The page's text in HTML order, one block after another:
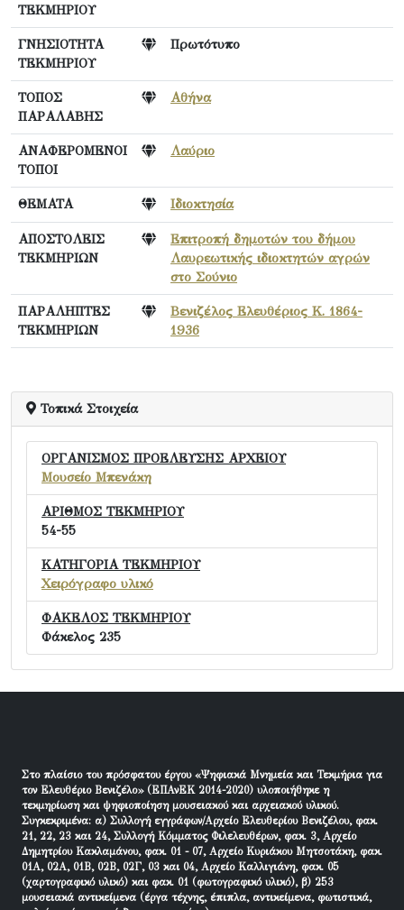
ΤΕΚΜΗΡΙΟΥ
ΓΝΗΣΙΟΤΗΤΑ
ΤΕΚΜΗΡΙΟΥ
Πρωτότυπο
ΤΟΠΟΣ
ΠΑΡΑΛΑΒΗΣ
Αθήνα
ΑΝΑΦΕΡΟΜΕΝΟΙ
ΤΟΠΟΙ
Λαύριο
ΘΕΜΑΤΑ Ιδιοκτησία
ΑΠΟΣΤΟΛΕΙΣ
ΤΕΚΜΗΡΙΩΝ
Επιτροπή δημοτών του δήμου
Λαυρεωτικής ιδιοκτητών αγρών
στο Σούνιο
ΠΑΡΑΛΗΠΤΕΣ
ΤΕΚΜΗΡΙΩΝ
Βενιζέλος Ελευθέριος Κ. 1864-
1936
Τοπικά Στοιχεία
ΟΡΓΑΝΙΣΜΟΣ ΠΡΟΕΛΕΥΣΗΣ ΑΡΧΕΙΟΥ
Μουσείο Μπενάκη
ΑΡΙΘΜΟΣ ΤΕΚΜΗΡΙΟΥ
54-55
ΚΑΤΗΓΟΡΙΑ ΤΕΚΜΗΡΙΟΥ
Χειρόγραφο υλικό
ΦΑΚΕΛΟΣ ΤΕΚΜΗΡΙΟΥ
Φάκελος 235
Στο πλαίσιο του πρόσφατου έργου «Ψηφιακά Μνημεία και Τεκμήρια για
τον Ελευθέριο Βενιζέλο» (ΕΠΑνΕΚ 2014-2020) υλοποιήθηκε η
τεκμηρίωση και ψηφιοποίηση μουσειακού και αρχειακού υλικού.
Συγκεκριμένα: α) Συλλογή εγγράφων/Αρχείο Ελευθερίου Βενιζέλου, φακ.
21, 22, 23 και 24, Συλλογή Κόμματος Φιλελευθέρων, φακ. 3, Αρχείο
Δημητρίου Κακλαμάνου, φακ. 01 - 07, Αρχείο Κυριάκου Μητσοτάκη, φακ.
01Α, 02Α, 01Β, 02Β, 02Γ, 03 και 04, Αρχείο Καλλιγιάνη, φακ. 05
(χαρτογραφικό υλικό) και φακ. 01 (φωτογραφικό υλικό), β) 253
μουσειακά αντικείμενα (έργα τέχνης, έπιπλα, αντικείμενα, φωτιστικά,